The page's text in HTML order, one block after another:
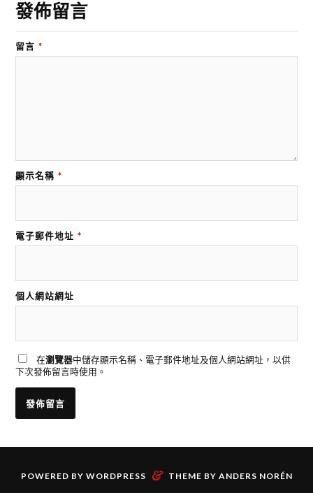
發佈留言
留言 *
顯示名稱 *
電子郵件地址 *
個人網站網址
在瀏覽器中儲存顯示名稱、電子郵件地址及個人網站網址，以供
下次發佈留言時使用。
POWERED BY WORDPRESS & THEME BY ANDERS NORÉN